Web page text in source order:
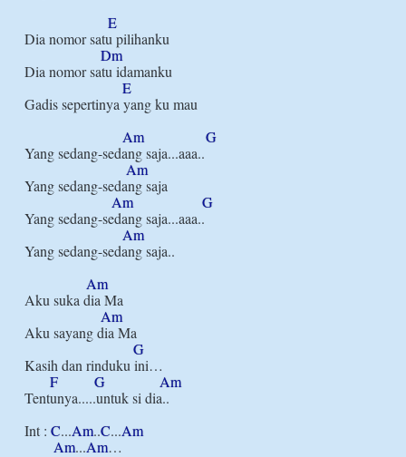
E
Dia nomor satu pilihanku
Dm
Dia nomor satu idamanku
E
Gadis sepertinya yang ku mau
Am
G
Yang sedang-sedang saja...aaa..
Am
Yang sedang-sedang saja
Am
G
Yang sedang-sedang saja...aaa..
Am
Yang sedang-sedang saja..
Am
Aku suka dia Ma
Am
Aku sayang dia Ma
G
Kasih dan rinduku ini…
F
G
Am
Tentunya.....untuk si dia..
Int : C...Am..C...Am
Am...Am…